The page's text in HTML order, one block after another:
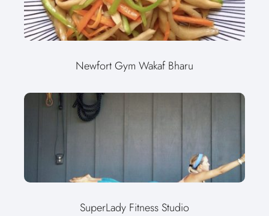
Newfort Gym Wakaf Bharu
SuperLady Fitness Studio